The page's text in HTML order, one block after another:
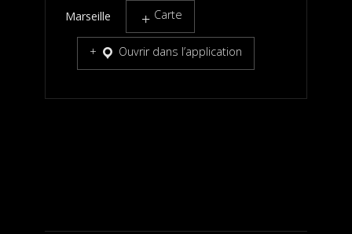
Marseille
Carte
Ouvrir dans l’application